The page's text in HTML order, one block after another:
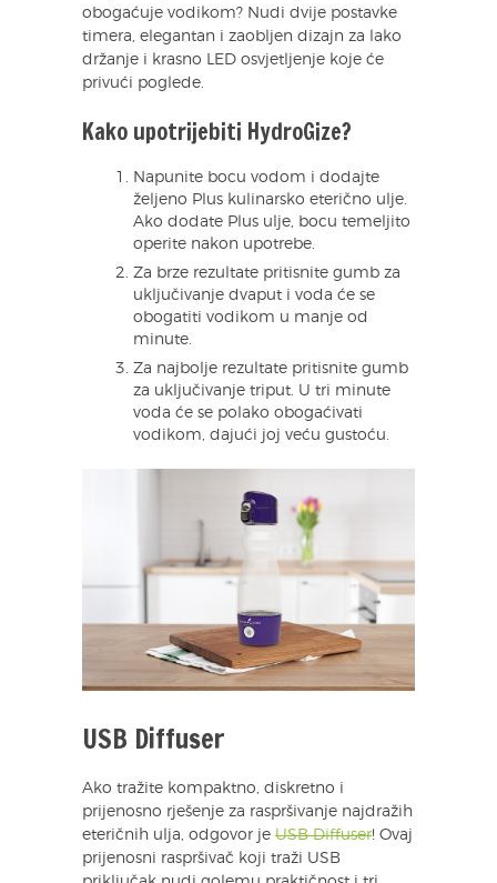
obogaćuje vodikom? Nudi dvije postavke
timera, elegantan i zaobljen dizajn za lako
držanje i krasno LED osvjetljenje koje će
privući poglede.
Kako upotrijebiti HydroGize?
Napunite bocu vodom i dodajte
željeno Plus kulinarsko eterično ulje.
Ako dodate Plus ulje, bocu temeljito
operite nakon upotrebe.
Za brze rezultate pritisnite gumb za
uključivanje dvaput i voda će se
obogatiti vodikom u manje od
minute.
Za najbolje rezultate pritisnite gumb
za uključivanje triput. U tri minute
voda će se polako obogaćivati
vodikom, dajući joj veću gustoću.
USB Diffuser
Ako tražite kompaktno, diskretno i
prijenosno rješenje za raspršivanje najdražih
eteričnih ulja, odgovor je USB Diffuser! Ovaj
prijenosni raspršivač koji traži USB